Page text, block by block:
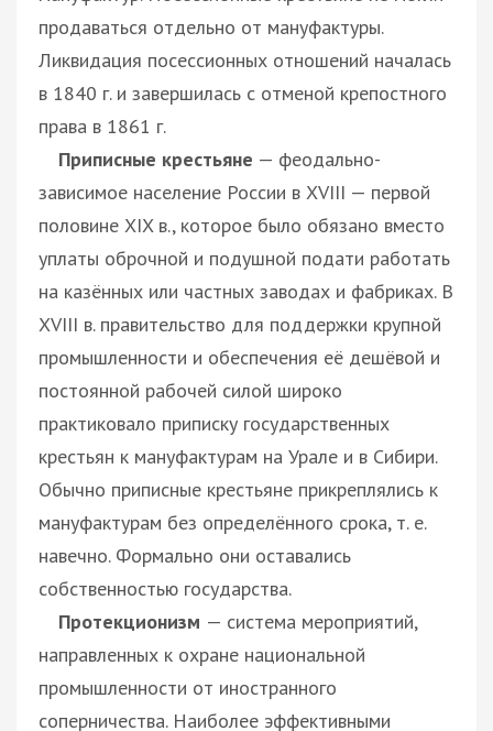
продаваться отдельно от мануфактуры.
Ликвидация посессионных отношений началась
в 1840 г. и завершилась с отменой крепостного
права в 1861 г.
Приписные крестьяне — феодально-
зависимое население России в XVIII — первой
половине XIX в., которое было обязано вместо
уплаты оброчной и подушной подати работать
на казённых или частных заводах и фабриках. В
XVIII в. правительство для поддержки крупной
промышленности и обеспечения её дешёвой и
постоянной рабочей силой широко
практиковало приписку государственных
крестьян к мануфактурам на Урале и в Сибири.
Обычно приписные крестьяне прикреплялись к
мануфактурам без определённого срока, т. е.
навечно. Формально они оставались
собственностью государства.
Протекционизм — система мероприятий,
направленных к охране национальной
промышленности от иностранного
соперничества. Наиболее эффективными